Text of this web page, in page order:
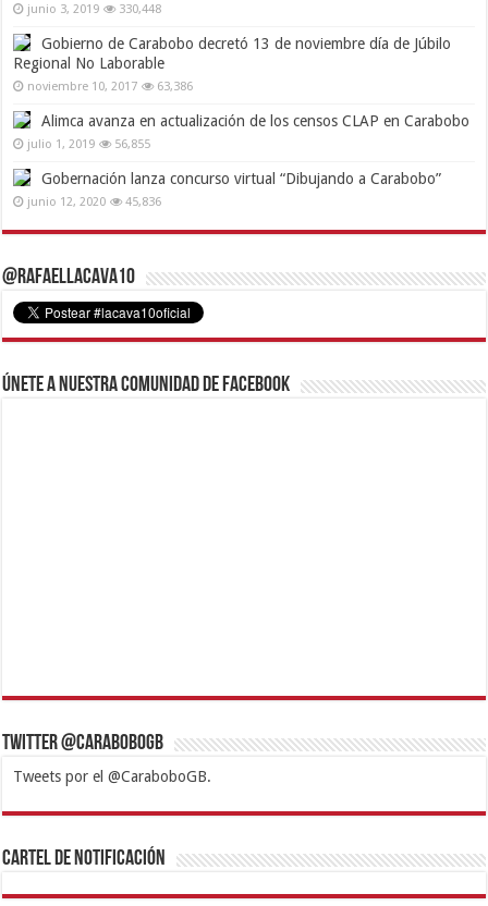
junio 3, 2019 330,448
Gobierno de Carabobo decretó 13 de noviembre día de Júbilo
Regional No Laborable
noviembre 10, 2017 63,386
Alimca avanza en actualización de los censos CLAP en Carabobo
julio 1, 2019 56,855
Gobernación lanza concurso virtual “Dibujando a Carabobo”
junio 12, 2020 45,836
@RafaelLacava10
Únete a nuestra comunidad de Facebook
Twitter @CaraboboGB
Tweets por el @CaraboboGB.
1xbetBetturkeyBetistKralbetSupertotobetTipobetMatadorbetMariobet
https://mvbcasino.com/
Cartel de Notificación